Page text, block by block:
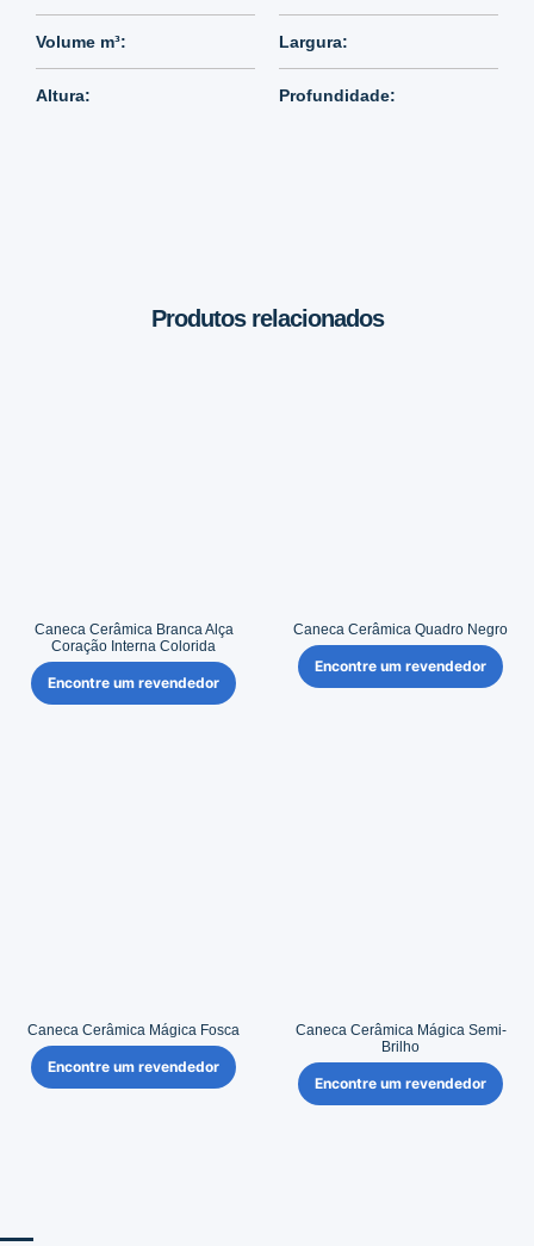
Volume m³:
Altura:
Largura:
Profundidade:
Produtos relacionados
Caneca Cerâmica Branca Alça
Coração Interna Colorida
Encontre um revendedor
Caneca Cerâmica Quadro Negro
Encontre um revendedor
Caneca Cerâmica Mágica Fosca
Encontre um revendedor
Caneca Cerâmica Mágica Semi-
Brilho
Encontre um revendedor